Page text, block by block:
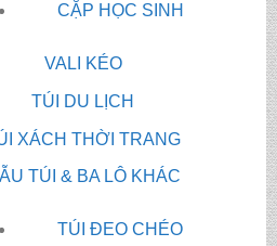
CẶP HỌC SINH
VALI KÉO
TÚI DU LỊCH
XÁCH THỜI TRANG
TÚI & BA LÔ KHÁC
TÚI ĐEO CHÉO